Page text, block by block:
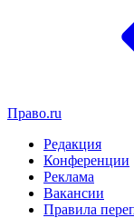
Право.ru
Редакция
Конференции
Реклама
Вакансии
Правила